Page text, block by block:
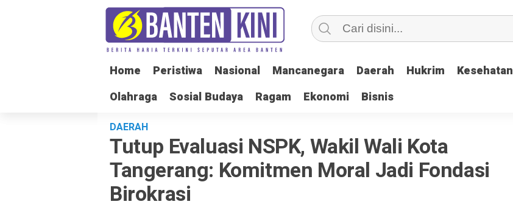
Home Peristiwa Nasional Mancanegara Daerah Hukrim Kesehatan
Olahraga
Sosial Budaya Ragam Ekonomi Bisnis
Home Peristiwa Nasional Mancanegara Daerah Hukrim Kesehatan
Olahraga
Sosial Budaya Ragam Ekonomi Bisnis
DAERAH
Tutup Evaluasi NSPK, Wakil Wali Kota
Tangerang: Komitmen Moral Jadi Fondasi
Birokrasi